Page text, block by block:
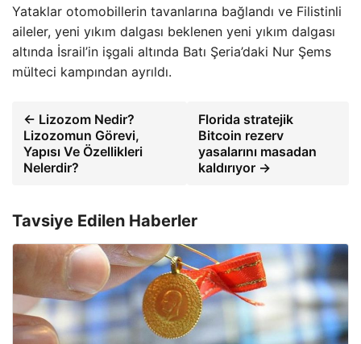
Yataklar otomobillerin tavanlarına bağlandı ve Filistinli
aileler, yeni yıkım dalgası beklenen yeni yıkım dalgası
altında İsrail’in işgali altında Batı Şeria’daki Nur Şems
mülteci kampından ayrıldı.
← Lizozom Nedir?
Lizozomun Görevi,
Yapısı Ve Özellikleri
Nelerdir?
Florida stratejik
Bitcoin rezerv
yasalarını masadan
kaldırıyor →
Tavsiye Edilen Haberler